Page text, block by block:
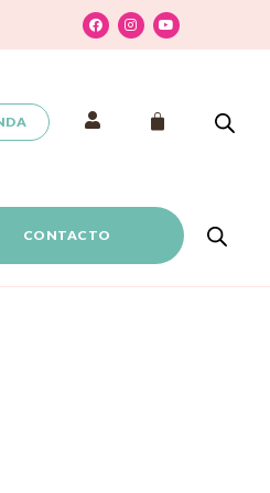
CONTACTO